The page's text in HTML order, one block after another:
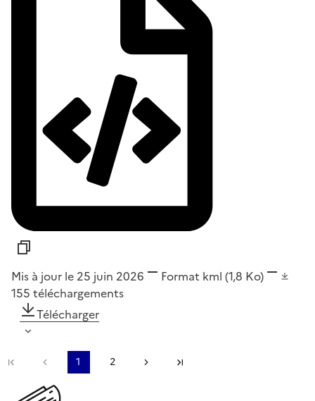
Mis à jour le 25 juin 2026 Format kml (1,8 Ko)
155 téléchargements
Télécharger
Première pagePage précédente
1 2 Page suivante